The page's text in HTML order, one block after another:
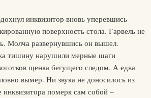
инквизитор вновь уперевшись
поверхность стола. Гарвель не
Молча развернувшись он вышел.
тишину нарушили мерные шаги
щенка бегущего следом. А едва
вымер. Ни звука не доносилось из
инквизитора померк сам собой –